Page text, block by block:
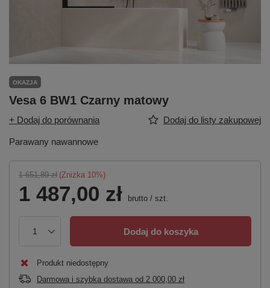
OKAZJA
Vesa 6 BW1 Czarny matowy
+ Dodaj do porównania Dodaj do listy zakupowej
Parawany nawannowe
1 651,89 zł (Zniżka 10%)
1 487,00 zł brutto / szt.
Dodaj do koszyka
Produkt niedostępny
Darmowa i szybka dostawa od 2 000,00 zł